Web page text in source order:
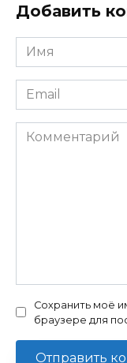
Добавить
Имя
*
Email
*
Комментарий
Сохранить моё
браузере для